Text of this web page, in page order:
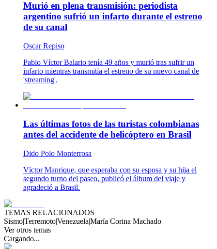
Murió en plena transmisión: periodista
argentino sufrió un infarto durante el estreno
de su canal
Oscar Repiso
Pablo Víctor Balario tenía 49 años y murió tras sufrir un
infarto mientras transmitía el estreno de su nuevo canal de
'streaming'.
Las últimas fotos de las turistas colombianas
antes del accidente de helicóptero en Brasil
Dido Polo Monterrosa
Víctor Manrique, que esperaba con su esposa y su hija el
segundo turno del paseo, publicó el álbum del viaje y
agradeció a Brasil.
TEMAS RELACIONADOS
Sismo|Terremoto|Venezuela|María Corina Machado
Ver otros temas
Cargando...